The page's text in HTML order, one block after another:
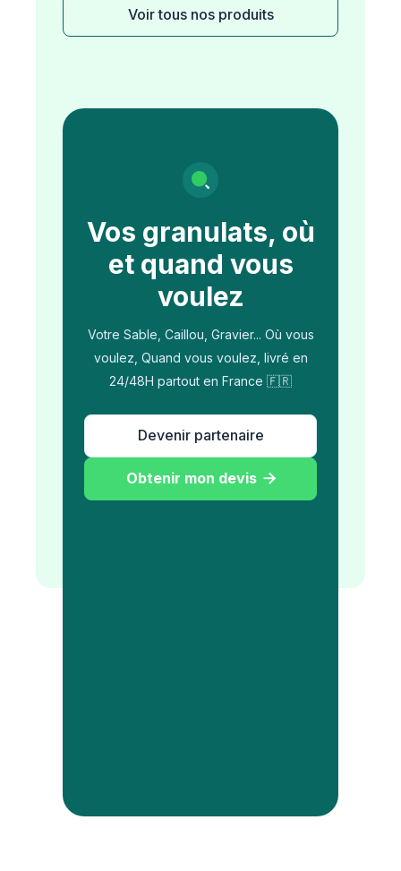
Voir tous nos produits
Vos granulats, où
et quand vous
voulez
Votre Sable, Caillou, Gravier... Où vous
voulez, Quand vous voulez, livré en
24/48H partout en France 🇫🇷
Devenir partenaire
Obtenir mon devis 